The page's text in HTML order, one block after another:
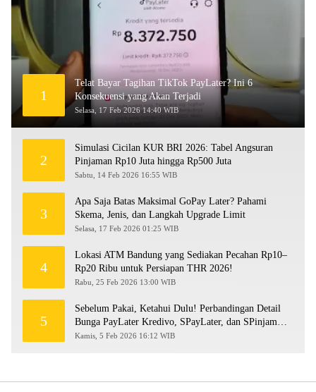
1
Telat Bayar Tagihan TikTok PayLater? Ini 6
Konsekuensi yang Akan Terjadi
Selasa, 17 Feb 2026 14:40 WIB
2
Simulasi Cicilan KUR BRI 2026: Tabel Angsuran
Pinjaman Rp10 Juta hingga Rp500 Juta
Sabtu, 14 Feb 2026 16:55 WIB
3
Apa Saja Batas Maksimal GoPay Later? Pahami
Skema, Jenis, dan Langkah Upgrade Limit
Selasa, 17 Feb 2026 01:25 WIB
4
Lokasi ATM Bandung yang Sediakan Pecahan Rp10–
Rp20 Ribu untuk Persiapan THR 2026!
Rabu, 25 Feb 2026 13:00 WIB
5
Sebelum Pakai, Ketahui Dulu! Perbandingan Detail
Bunga PayLater Kredivo, SPayLater, dan SPinjam
2026
Kamis, 5 Feb 2026 16:12 WIB